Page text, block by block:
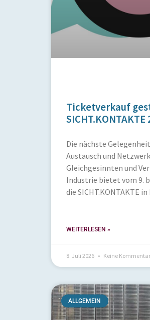
Ticketverkauf
Die nächste
Austausch und
Gleichgesinnten und
Industrie bietet vom 9.
die SICHT.KONTAKTE
WEITERLESEN »
8. Juli 2026 Keine
ALLGEMEIN